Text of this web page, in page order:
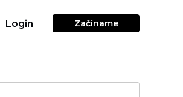
Login Začíname